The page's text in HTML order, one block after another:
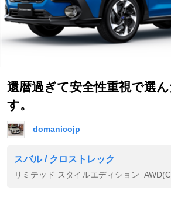
還暦過ぎて安全性重視で選
す。
domanicojp
スバル / クロストレック
リミテッド スタイルエディション